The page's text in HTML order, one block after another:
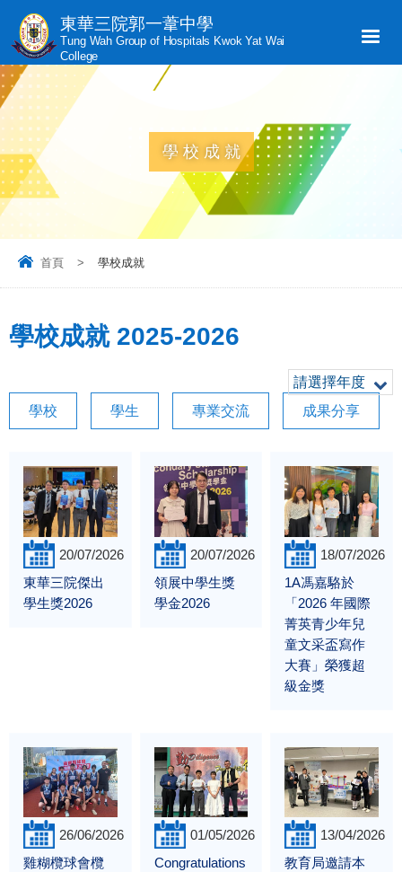
東華三院郭一葦中學
Tung Wah Group of Hospitals Kwok Yat Wai
College
學校成就
首頁 > 學校成就
學校成就 2025-2026
請選擇年度
學校
學生 專業交流 成果分享
20/07/2026
東華三院傑出
學生獎2026
20/07/2026
領展中學生獎
學金2026
18/07/2026
1A馮嘉駱於
「2026 年國際
菁英青少年兒
童文采盃寫作
大賽」榮獲超
級金獎
26/06/2026
雞糊欖球會欖
01/05/2026
Congratulations
13/04/2026
教育局邀請本